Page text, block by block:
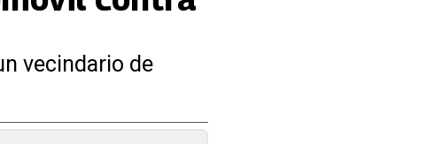
vecindario de